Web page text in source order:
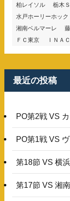
柏レイソル
栃木
水戸ホーリーホック
湘南ベルマーレ
ＦＣ東京
ＩＮＡ
最近の投稿
PO第2戦 VS
PO第1戦 VS
第18節 VS 横
第17節 VS 湘